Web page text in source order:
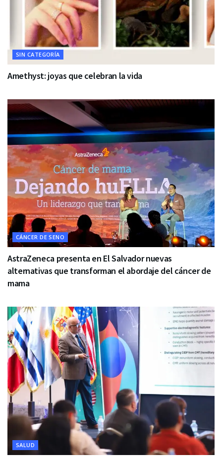
SIN CATEGORÍA
Amethyst: joyas que celebran la vida
CÁNCER DE SENO
AstraZeneca presenta en El Salvador nuevas
alternativas que transforman el abordaje del cáncer de
mama
SALUD